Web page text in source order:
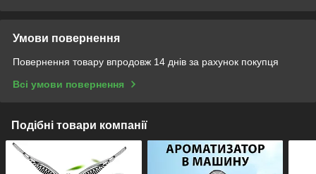
Умови повернення
Повернення товару впродовж 14 днів за рахунок покупця
Всі умови повернення
Подібні товари компанії